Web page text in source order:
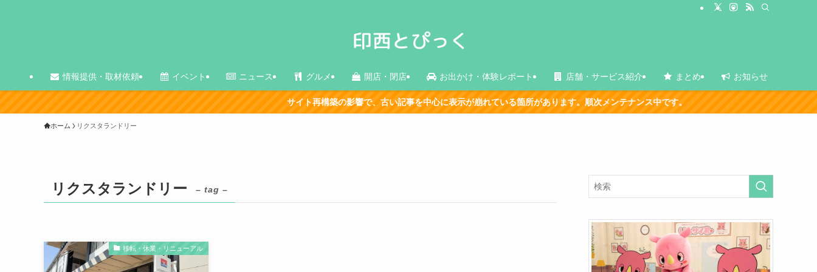
情報提供・取材依頼 イベント ニュース グルメ 開店・閉店 お出かけ・体験レポート 店舗・サービス紹介 まとめ お知らせ
サイト再構築の影響で、古い記事を中心に表示が崩れている箇所があります。順次メンテナンス中です。
ホーム リクスタランドリー
リクスタランドリー – tag –
移転・休業・リニューアル